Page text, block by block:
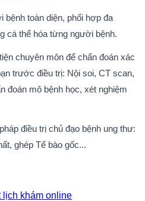
toàn diện, phối hợp đa
cá thể hóa từng người bệnh.
chuyên môn để chẩn đoán xác
trước điều trị: Nội soi, CT scan,
đoán mô bệnh học, xét nghiệm
điều trị chủ đạo bệnh ung thư:
ghép Tế bào gốc...
lịch khám online